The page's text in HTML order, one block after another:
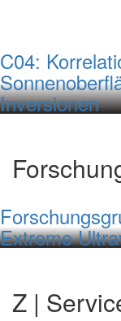
C04:
Inversionen
Extreme
Z |